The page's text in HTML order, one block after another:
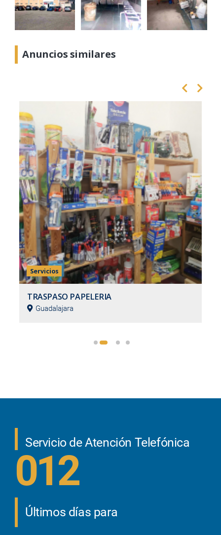
Anuncios similares
Servicios
TRASPASO PAPELERIA
Guadalajara
Servicio de Atención Telefónica
012
Últimos días para